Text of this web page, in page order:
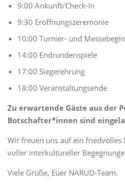
9:00 Ankunft/Check-In
9:30 Eröffnungszeremonie
10:00 Turnier- und
14:00 Endrundenspiele
17:00 Siegerehrung
18:00 Veranstaltungsende
Zu erwartende Gäste aus der
Botschafter*innen sind
Wir freuen uns auf ein friedvolles
voller interkultureller
Viele Grüße, Euer NARUD-Team.